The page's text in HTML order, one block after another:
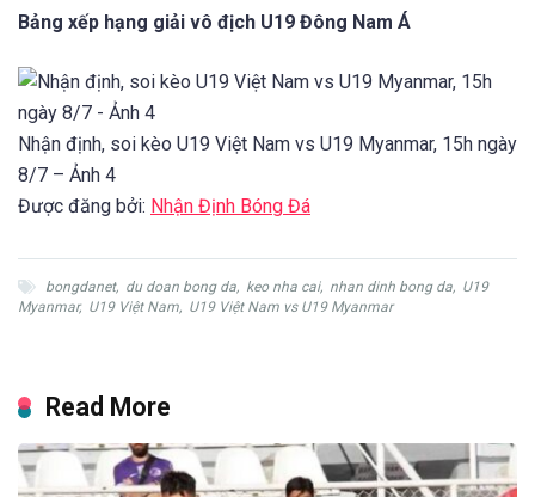
Bảng xếp hạng giải vô địch U19 Đông Nam Á
Nhận định, soi kèo U19 Việt Nam vs U19 Myanmar, 15h ngày
8/7 – Ảnh 4
Được đăng bởi: Nhận Định Bóng Đá
bongdanet, du doan bong da, keo nha cai, nhan dinh bong da, U19
Myanmar, U19 Việt Nam, U19 Việt Nam vs U19 Myanmar
Read More